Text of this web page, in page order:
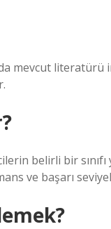
mevcut literatürü
belirli bir
ve başarı